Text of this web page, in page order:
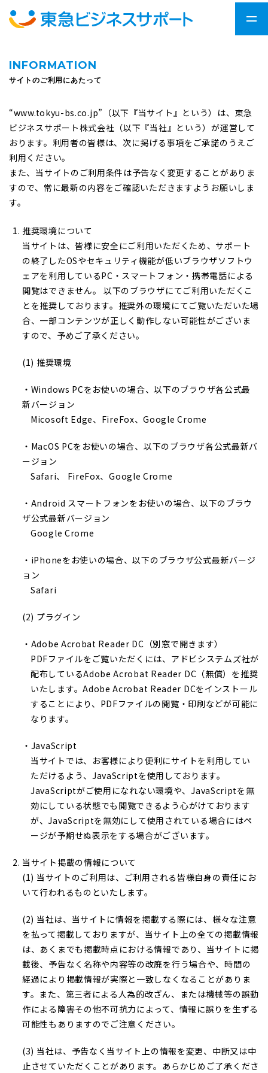
INFORMATION
サイトのご利用にあたって
“www.tokyu-bs.co.jp”（以下『当サイト』という）は、東急
ビジネスサポート株式会社（以下『当社』という）が運営して
おります。利用者の皆様は、次に掲げる事項をご承諾のうえご
利用ください。
また、当サイトのご利用条件は予告なく変更することがありま
すので、常に最新の内容をご確認いただきますようお願いしま
す。
推奨環境について
当サイトは、皆様に安全にご利用いただくため、サポート
の終了したOSやセキュリティ機能が低いブラウザソフトウ
ェアを利用しているPC・スマートフォン・携帯電話による
閲覧はできません。 以下のブラウザにてご利用いただくこ
とを推奨しております。推奨外の環境にてご覧いただいた場
合、一部コンテンツが正しく動作しない可能性がございま
すので、予めご了承ください。
(1) 推奨環境
・Windows PCをお使いの場合、以下のブラウザ各公式最
新バージョン
Micosoft Edge、FireFox、Google Crome
・MacOS PCをお使いの場合、以下のブラウザ各公式最新バ
ージョン
Safari、 FireFox、Google Crome
・Android スマートフォンをお使いの場合、以下のブラウ
ザ公式最新バージョン
Google Crome
・iPhoneをお使いの場合、以下のブラウザ公式最新バージ
ョン
Safari
(2) プラグイン
・Adobe Acrobat Reader DC（別窓で開きます）
PDFファイルをご覧いただくには、アドビシステムズ社が
配布しているAdobe Acrobat Reader DC（無償）を推奨
いたします。Adobe Acrobat Reader DCをインストール
することにより、PDFファイルの閲覧・印刷などが可能に
なります。
・JavaScript
当サイトでは、お客様により便利にサイトを利用してい
ただけるよう、JavaScriptを使用しております。
JavaScriptがご使用になれない環境や、JavaScriptを無
効にしている状態でも閲覧できるよう心がけております
が、JavaScriptを無効にして使用されている場合にはペ
ージが予期せぬ表示をする場合がございます。
当サイト掲載の情報について
(1) 当サイトのご利用は、ご利用される皆様自身の責任にお
いて行われるものといたします。
(2) 当社は、当サイトに情報を掲載する際には、様々な注意
を払って掲載しておりますが、当サイト上の全ての掲載情報
は、あくまでも掲載時点における情報であり、当サイトに掲
載後、予告なく名称や内容等の改廃を行う場合や、時間の
経過により掲載情報が実際と一致しなくなることがありま
す。また、第三者による人為的改ざん、または機械等の誤動
作による障害その他不可抗力によって、情報に誤りを生ずる
可能性もありますのでご注意ください。
(3) 当社は、予告なく当サイト上の情報を変更、中断又は中
止させていただくことがあります。あらかじめご了承くださ